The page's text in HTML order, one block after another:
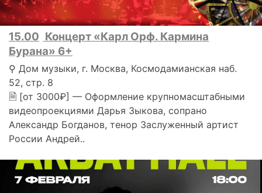
15.00 Концерт «Карл Орф. Кармина
Бурана» 6+
⚲ Дом музыки, г. Москва, Космодамианская наб.
52, стр. 8
🗎 [от 3000₽] — Оформление крупномасштабными
видеопроекциями Дарья Зыкова, сопрано
Александр Богданов, тенор Заслуженный артист
России Андрей..